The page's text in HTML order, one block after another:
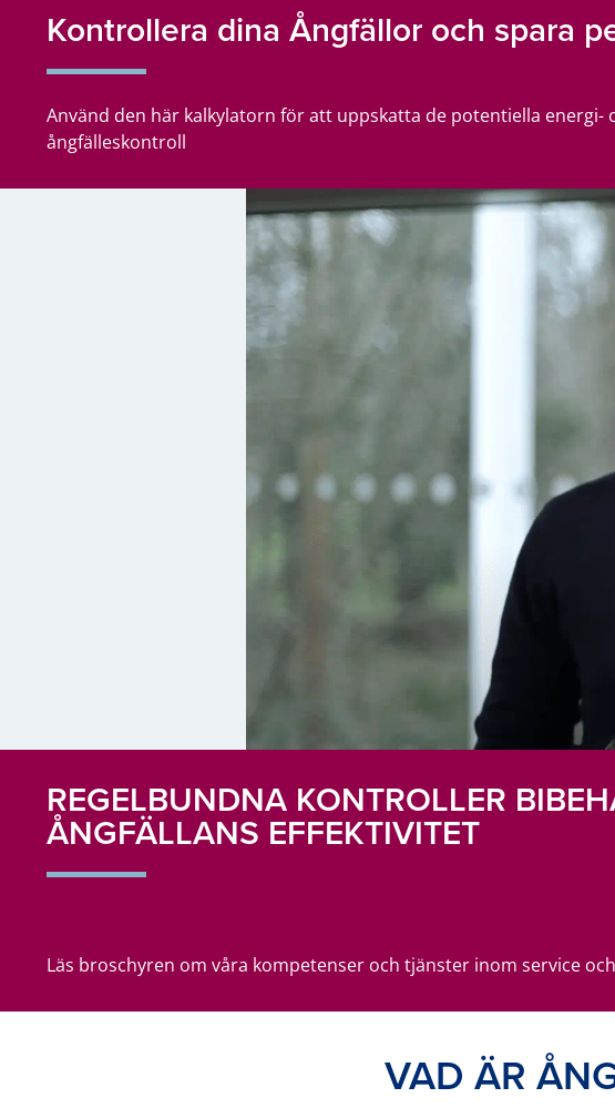
Kontrollera dina Ångfällor och spara
Använd den här kalkylatorn för att uppskatta de potentiella energi-
ångfälleskontroll
REGELBUNDNA KONTROLLER
ÅNGFÄLLANS EFFEKTIVITET
Läs broschyren om våra kompetenser och tjänster inom service
VAD ÄR